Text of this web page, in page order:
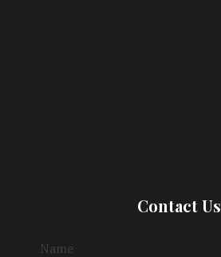
Contact Us
Name